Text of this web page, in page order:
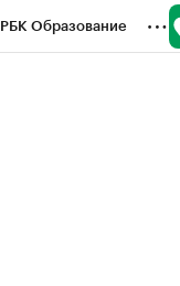
РБК Образование